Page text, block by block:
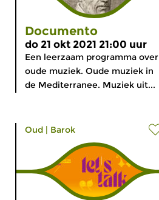
Documento
do 21 okt 2021 21:00 uur
Een leerzaam programma over
oude muziek. Oude muziek in
de Mediterranee. Muziek uit...
Oud | Barok